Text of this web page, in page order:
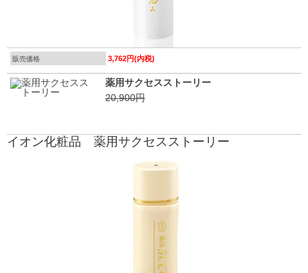
販売価格 3,762円(内税)
薬用サクセスストーリー
20,900円
イオン化粧品 薬用サクセスストーリー